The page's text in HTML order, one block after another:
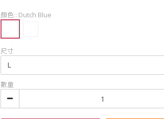
顏色 : Dutch Blue
尺寸
數量